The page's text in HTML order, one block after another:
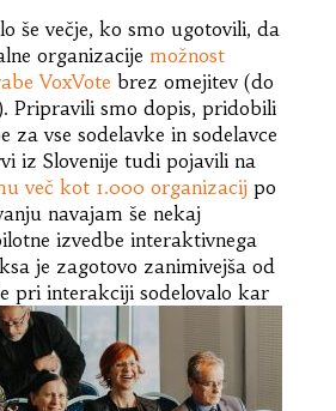
še večje, ko smo ugotovili, da
organizacije možnost
VoxVote brez omejitev (do
Pripravili smo dopis, pridobili
za vse sodelavke in sodelavce
iz Slovenije tudi pojavili na
več kot 1.000 organizacij po
navajam še nekaj
izvedbe interaktivnega
je zagotovo zanimivejša od
pri interakciji sodelovalo kar